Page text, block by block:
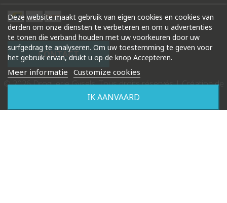
Deze website maakt gebruik van eigen cookies en cookies van
derden om onze diensten te verbeteren en om u advertenties
te tonen die verband houden met uw voorkeuren door uw
surfgedrag te analyseren. Om uw toestemming te geven voor
het gebruik ervan, drukt u op de knop Accepteren.
Meer informatie Customize cookies
IK AANVAARD
CONTACT
© 2026 Droguerie Gysels. Tous droits réservés |Création de
site internet Produweb™